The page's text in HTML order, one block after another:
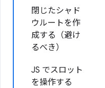
閉じたシャド
ウルートを作
成する（避け
るべき）
JS でスロット
を操作する